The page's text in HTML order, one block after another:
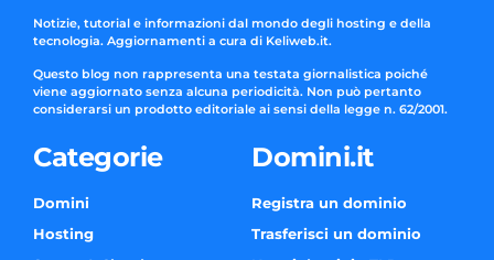
Notizie, tutorial e informazioni dal mondo degli hosting e della
tecnologia. Aggiornamenti a cura di Keliweb.it.
Questo blog non rappresenta una testata giornalistica poiché
viene aggiornato senza alcuna periodicità. Non può pertanto
considerarsi un prodotto editoriale ai sensi della legge n. 62/2001.
Categorie
Domini
Hosting
Domini.it
Registra un dominio
Trasferisci un dominio